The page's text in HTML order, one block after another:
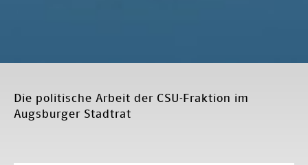
Die politische Arbeit der CSU-Fraktion im
Augsburger Stadtrat